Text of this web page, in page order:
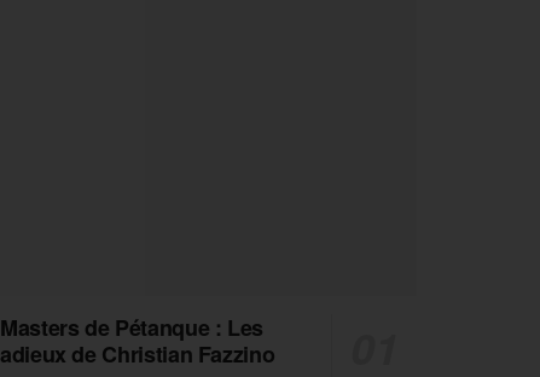
Masters de Pétanque : Les
adieux de Christian Fazzino